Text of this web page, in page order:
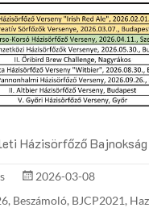
Házisörfőző
2026-03-08
, Beszámoló, BJCP2021,